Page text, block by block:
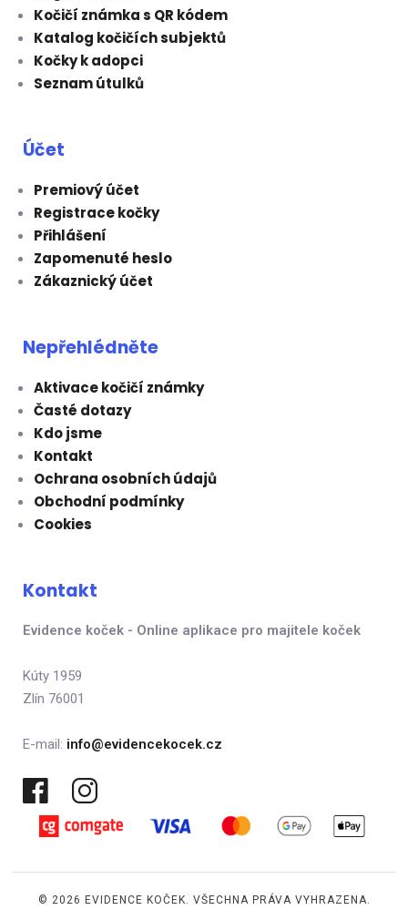
Kočičí známka s QR kódem
Katalog kočičích subjektů
Kočky k adopci
Seznam útulků
Účet
Premiový účet
Registrace kočky
Přihlášení
Zapomenuté heslo
Zákaznický účet
Nepřehlédněte
Aktivace kočičí známky
Časté dotazy
Kdo jsme
Kontakt
Ochrana osobních údajů
Obchodní podmínky
Cookies
Kontakt
Evidence koček - Online aplikace pro majitele koček
Kúty 1959
Zlín 76001
E-mail: info@evidencekocek.cz
© 2026 EVIDENCE KOČEK. VŠECHNA PRÁVA VYHRAZENA.